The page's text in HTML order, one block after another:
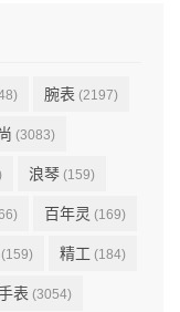
腕表 (2197)
(3083)
浪琴 (159)
百年灵 (169)
(159) 精工 (184)
表 (3054)